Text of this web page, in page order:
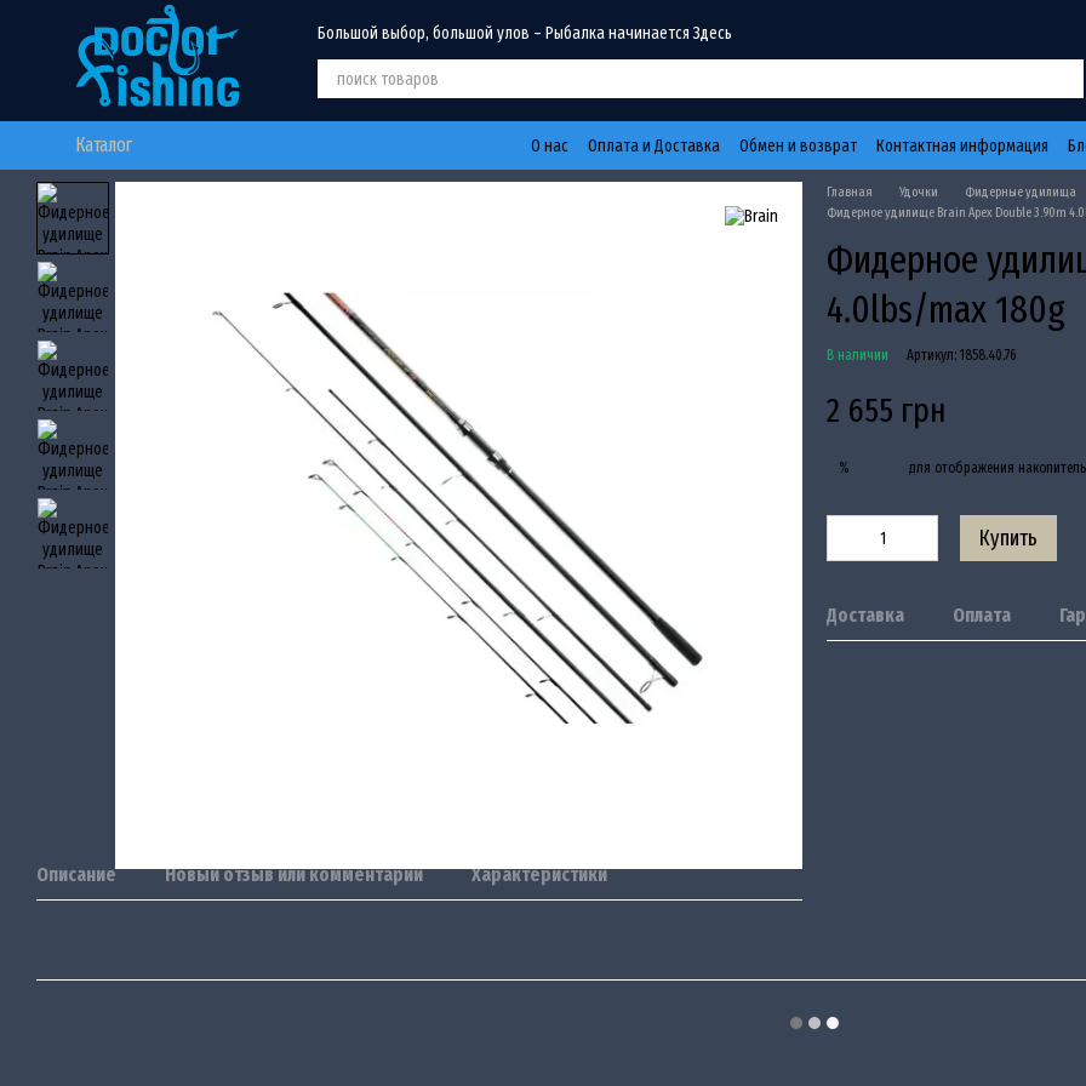
Перейти к основному контенту
Большой выбор, большой улов – Рыбалка начинается Здесь
Каталог О нас Оплата и Доставка Обмен и возврат Контактная информация
Описание Новый отзыв или комментарий Характеристики
Главная Удочки Фидерные удилища
Фидерное удилище Brain Apex Double 3.90m
Фидерное
4.0lbs/max 180g
В наличии Артикул: 1858.40.76
2 655 грн
% для отображения
Купить
Доставка Оплата